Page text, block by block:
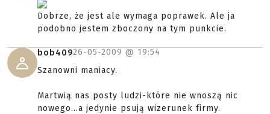
Dobrze, że jest ale wymaga poprawek. Ale ja
podobno jestem zboczony na tym punkcie.
bob40926-05-2009 @ 19:54
Szanowni maniacy.
Martwią nas posty ludzi-które nie wnoszą nic
nowego...a jedynie psują wizerunek firmy.